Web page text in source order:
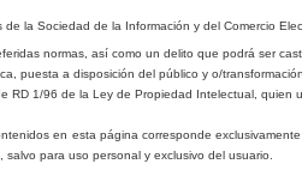
la Sociedad de la Información y del Comercio
normas, así como un delito que podrá ser
puesta a disposición del público y o/
RD 1/96 de la Ley de Propiedad Intelectual, quien
en esta página corresponde
para uso personal y exclusivo del usuario.